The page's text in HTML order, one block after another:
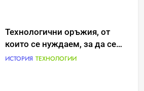
Човешкият мозък –
невероятна сложност и
възможност
ИНТЕРЕСНО ИСТОРИЯ
Забаба
ИСТОРИЯ